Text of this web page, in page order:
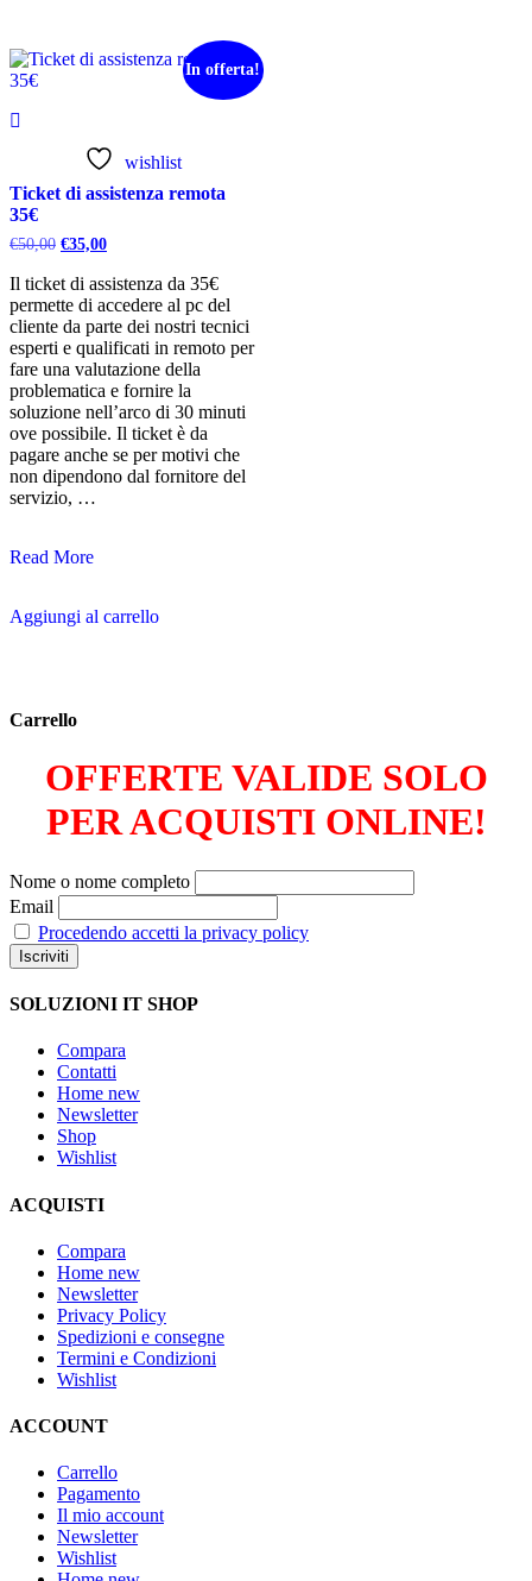
In offerta!
wishlist
Ticket di assistenza remota
35€
€50,00 Il
originale
era:
€50,00.
€35,00Il
attuale
è:
€35,00.
Il ticket di assistenza da 35€
permette di accedere al pc del
cliente da parte dei nostri tecnici
esperti e qualificati in remoto per
fare una valutazione della
problematica e fornire la
soluzione nell’arco di 30 minuti
ove possibile. Il ticket è da
pagare anche se per motivi che
non dipendono dal fornitore del
servizio, …
Ticket
remota
Read More
Aggiungi al carrello
Carrello
OFFERTE VALIDE SOLO
PER ACQUISTI ONLINE!
Nome o nome completo
Email
Procedendo accetti la privacy policy
SOLUZIONI IT SHOP
Compara
Contatti
Home new
Newsletter
Shop
Wishlist
ACQUISTI
Compara
Home new
Newsletter
Privacy Policy
Spedizioni e consegne
Termini e Condizioni
Wishlist
ACCOUNT
Carrello
Pagamento
Il mio account
Newsletter
Wishlist